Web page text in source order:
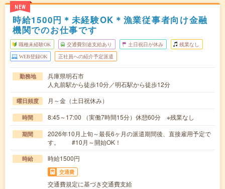
NEW
時給1500円＊未経験OK＊漁業従事者向け金融
機関でのお仕事です
職種未経験OK 交通費別途支給あり 土日祝日が休み 残業なし
WEB登録OK 正社員への紹介予定派遣
勤務地
兵庫県明石市
人丸前駅から徒歩10分／明石駅から徒歩12分
曜日頻度 月～金（土日祝休み）
時間 8:45～17:00 （実働7時間15分）休憩60分 ※残業なし
期間
2026年10月上旬～最長6ヶ月の派遣期間後、直接雇用予定で
す。 #10月～開始OK！
時給 時給1500円
交通費
交通費規定に基づき交通費支給